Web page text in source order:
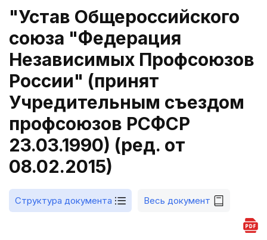
"Устав Общероссийского
союза "Федерация
Независимых Профсоюзов
России" (принят
Учредительным съездом
профсоюзов РСФСР
23.03.1990) (ред. от
08.02.2015)
Структура документа Весь документ